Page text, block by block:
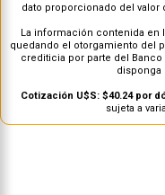
dato proporcionado del valor
La información contenida en
quedando el otorgamiento del
crediticia por parte del
disponga
Cotización U$S: $40.24 por
sujeta a